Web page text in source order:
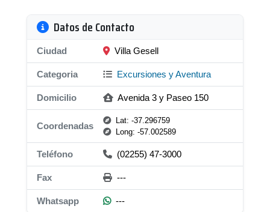
Datos de Contacto
Ciudad Villa Gesell
Categoria Excursiones y Aventura
Domicilio Avenida 3 y Paseo 150
Coordenadas
Lat: -37.296759
Long: -57.002589
Teléfono (02255) 47-3000
Fax ---
Whatsapp ---